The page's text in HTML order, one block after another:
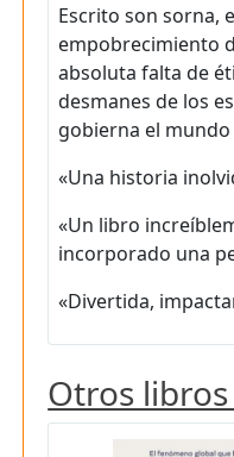
Escrito son sorna,
empobrecimiento
absoluta falta de
desmanes de los
gobierna el
«Una historia
«Un libro
incorporado una
«Divertida,
Otros